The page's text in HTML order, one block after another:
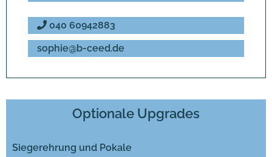
040 60942883
sophie@b-ceed.de
Optionale Upgrades
Siegerehrung und Pokale